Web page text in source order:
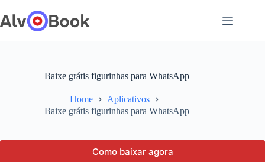
para
o
Baixe grátis figurinhas para WhatsApp
Home
Aplicativos
Baixe grátis figurinhas para WhatsApp
Como baixar agora